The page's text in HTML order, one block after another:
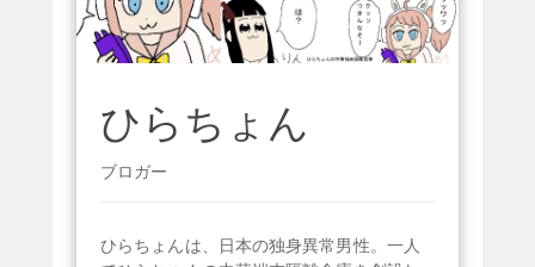
ひらちょん
ブロガー
ひらちょんは、日本の独身異常男性。一人